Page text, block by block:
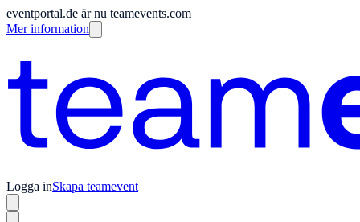
eventportal.de är nu teamevents.com
Mer information
Logga inSkapa teamevent